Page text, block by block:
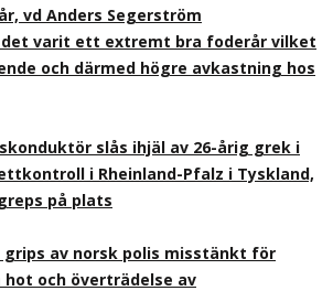
vd Anders Segerström
varit ett extremt bra foderår vilket
och därmed högre avkastning hos
slås ihjäl av 26-årig grek i
i Rheinland-Pfalz i Tyskland,
på plats
grips av norsk polis misstänkt för
hot och överträdelse av